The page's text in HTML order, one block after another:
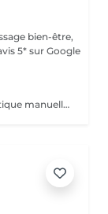
bien-être,
5* sur Google
Le Shiatsu de la tête est une technique énergétique manuelle du crâne, du visage et de la nuque qui permet d'harmoniser l'énergie dans les deux hémisphères du cerveau. Ce soin libère le flux de l'énergie subtile dans le corps, améliore la circulation. La technique consiste en la stimulation des points énergétiques de la zone par des petites pressions digitales et le drainage lymphatique pour évacuer les toxines par des mouvements glissés. Ce soin du visage est rajeunissant et très complet. Il permet de détoxifier la peau et de la rendre plus lisse et éclatante. Cette technique plonge le receveur dans une relaxation profonde qui renforce les capacités d'auto-guérison de l'organisme qui se ressource grâce au repos procuré par le soin. Le Shiatsu de la tête est indiqué dans les cas de : troubles du sommeil, stress, anxiété, nervosité, déprime, tristesse, tensions du cou et des épaules, fatigue oculaire et auditive, maux de tête, ...